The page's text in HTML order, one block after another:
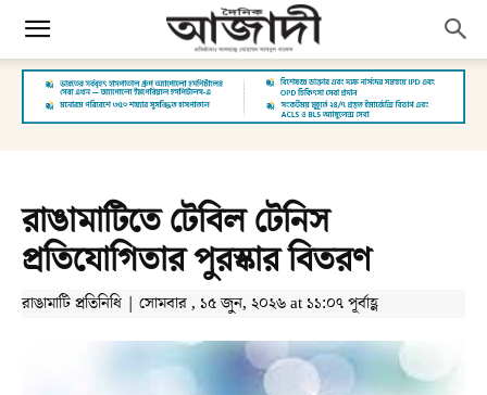
রাঙামাটিতে টেবিল টেনিস
প্রতিযোগিতার পুরস্কার বিতরণ
রাঙামাটি প্রতিনিধি | সোমবার , ১৫ জুন, ২০২৬ at ১১:০৭ পূর্বাহ্ণ